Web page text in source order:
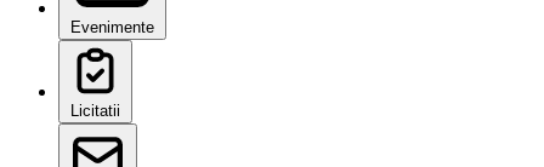
Evenimente
Licitatii